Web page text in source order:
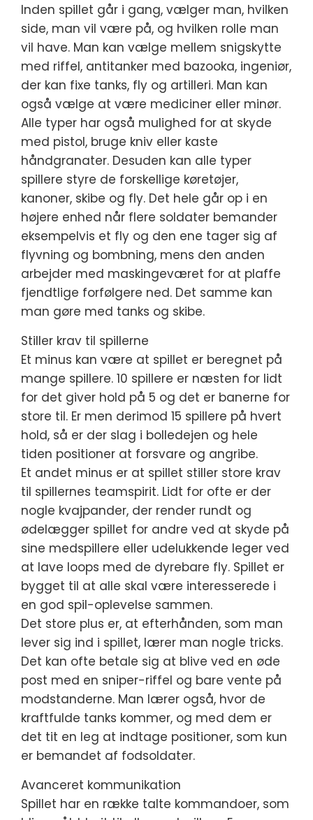
Inden spillet går i gang, vælger man, hvilken
side, man vil være på, og hvilken rolle man
vil have. Man kan vælge mellem snigskytte
med riffel, antitanker med bazooka, ingeniør,
der kan fixe tanks, fly og artilleri. Man kan
også vælge at være mediciner eller minør.
Alle typer har også mulighed for at skyde
med pistol, bruge kniv eller kaste
håndgranater. Desuden kan alle typer
spillere styre de forskellige køretøjer,
kanoner, skibe og fly. Det hele går op i en
højere enhed når flere soldater bemander
eksempelvis et fly og den ene tager sig af
flyvning og bombning, mens den anden
arbejder med maskingeværet for at plaffe
fjendtlige forfølgere ned. Det samme kan
man gøre med tanks og skibe.
Stiller krav til spillerne
Et minus kan være at spillet er beregnet på
mange spillere. 10 spillere er næsten for lidt
for det giver hold på 5 og det er banerne for
store til. Er men derimod 15 spillere på hvert
hold, så er der slag i bolledejen og hele
tiden positioner at forsvare og angribe.
Et andet minus er at spillet stiller store krav
til spillernes teamspirit. Lidt for ofte er der
nogle kvajpander, der render rundt og
ødelægger spillet for andre ved at skyde på
sine medspillere eller udelukkende leger ved
at lave loops med de dyrebare fly. Spillet er
bygget til at alle skal være interesserede i
en god spil-oplevelse sammen.
Det store plus er, at efterhånden, som man
lever sig ind i spillet, lærer man nogle tricks.
Det kan ofte betale sig at blive ved en øde
post med en sniper-riffel og bare vente på
modstanderne. Man lærer også, hvor de
kraftfulde tanks kommer, og med dem er
det tit en leg at indtage positioner, som kun
er bemandet af fodsoldater.
Avanceret kommunikation
Spillet har en række talte kommandoer, som